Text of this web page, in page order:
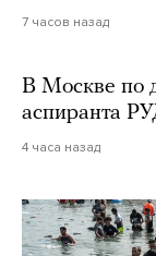
7 часов назад
В Москве по
аспиранта
4 часа назад